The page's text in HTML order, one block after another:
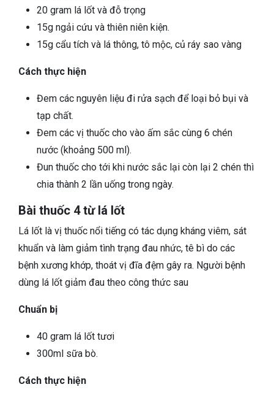
20 gram lá lốt và đỗ trọng
15g ngải cứu và thiên niên kiện.
15g cẩu tích và lá thông, tô mộc, củ ráy sao vàng
Cách thực hiện
Đem các nguyên liệu đi rửa sạch để loại bỏ bụi và
tạp chất.
Đem các vị thuốc cho vào ấm sắc cùng 6 chén
nước (khoảng 500 ml).
Đun thuốc cho tới khi nước sắc lại còn lại 2 chén thì
chia thành 2 lần uống trong ngày.
Bài thuốc 4 từ lá lốt
Lá lốt là vị thuốc nổi tiếng có tác dụng kháng viêm, sát
khuẩn và làm giảm tình trạng đau nhức, tê bì do các
bệnh xương khớp, thoát vị đĩa đệm gây ra. Người bệnh
dùng lá lốt giảm đau theo công thức sau
Chuẩn bị
40 gram lá lốt tươi
300ml sữa bò.
Cách thực hiện